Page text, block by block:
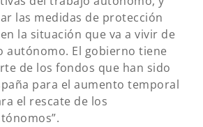
las medidas de protección
la situación que va a vivir de
autónomo. El gobierno tiene
de los fondos que han sido
para el aumento temporal
el rescate de los